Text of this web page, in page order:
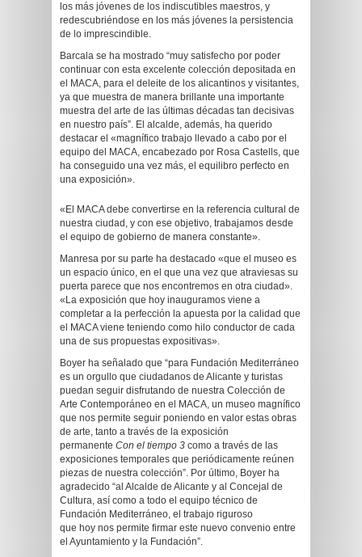
los más jóvenes de los indiscutibles maestros, y
redescubriéndose en los más jóvenes la persistencia
de lo imprescindible.
Barcala se ha mostrado “muy satisfecho por poder
continuar con esta excelente colección depositada en
el MACA, para el deleite de los alicantinos y visitantes,
ya que muestra de manera brillante una importante
muestra del arte de las últimas décadas tan decisivas
en nuestro país”. El alcalde, además, ha querido
destacar el «magnífico trabajo llevado a cabo por el
equipo del MACA, encabezado por Rosa Castells, que
ha conseguido una vez más, el equilibro perfecto en
una exposición».
«El MACA debe convertirse en la referencia cultural de
nuestra ciudad, y con ese objetivo, trabajamos desde
el equipo de gobierno de manera constante».
Manresa por su parte ha destacado «que el museo es
un espacio único, en el que una vez que atraviesas su
puerta parece que nos encontremos en otra ciudad».
«La exposición que hoy inauguramos viene a
completar a la perfección la apuesta por la calidad que
el MACA viene teniendo como hilo conductor de cada
una de sus propuestas expositivas».
Boyer ha señalado que “para Fundación Mediterráneo
es un orgullo que ciudadanos de Alicante y turistas
puedan seguir disfrutando de nuestra Colección de
Arte Contemporáneo en el MACA, un museo magnífico
que nos permite seguir poniendo en valor estas obras
de arte, tanto a través de la exposición
permanente Con el tiempo 3 como a través de las
exposiciones temporales que periódicamente reúnen
piezas de nuestra colección”. Por último, Boyer ha
agradecido “al Alcalde de Alicante y al Concejal de
Cultura, así como a todo el equipo técnico de
Fundación Mediterráneo, el trabajo riguroso
que hoy nos permite firmar este nuevo convenio entre
el Ayuntamiento y la Fundación”.